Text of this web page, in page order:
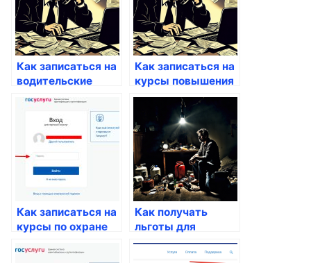
Как записаться на
водительские
курсы через
Госуслуги
Как записаться на
курсы повышения
квалификации
через Госуслуги
Как записаться на
курсы по охране
Госуслуги
Как получать
льготы для
студентов через
Госуслуги